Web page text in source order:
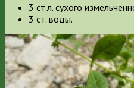
3 ст.л. сухого
3 ст. воды.